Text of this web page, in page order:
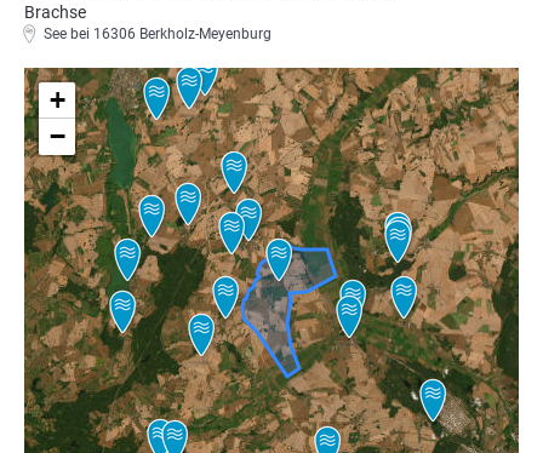
Brachse
See bei 16306 Berkholz-Meyenburg
+
−